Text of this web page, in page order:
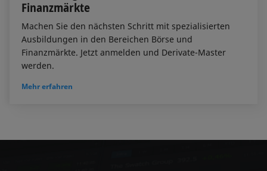
Finanzmärkte
Machen Sie den nächsten Schritt mit spezialisierten
Ausbildungen in den Bereichen Börse und
Finanzmärkte. Jetzt anmelden und Derivate-Master
werden.
Mehr erfahren